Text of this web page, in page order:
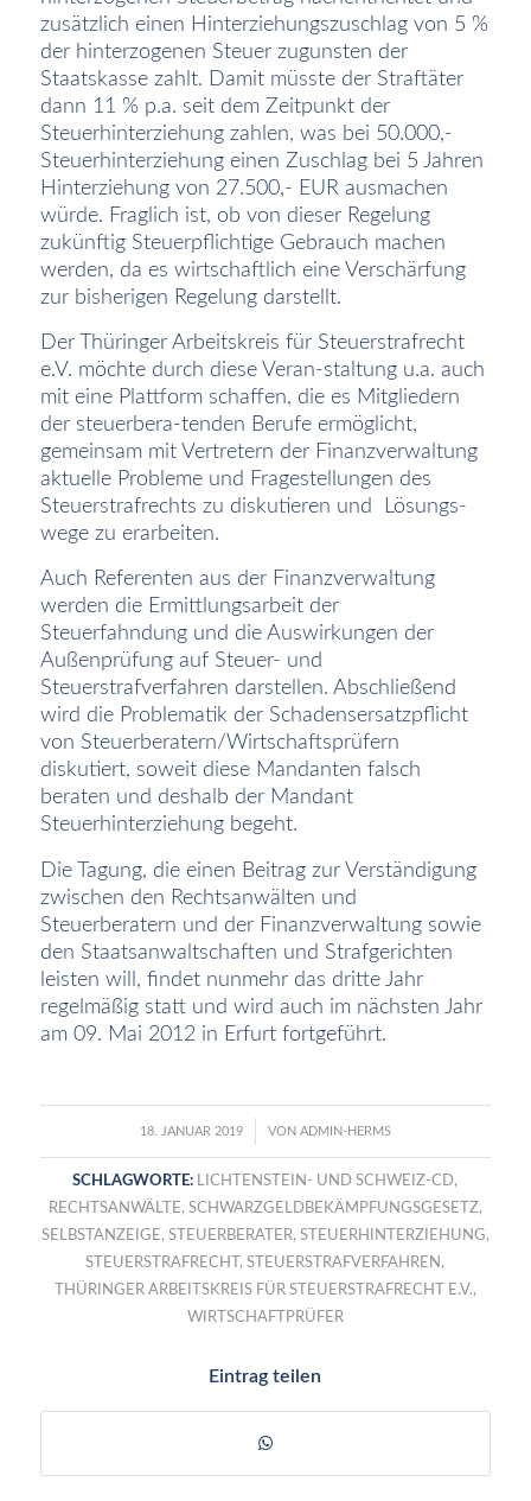
zusätzlich einen Hinterziehungszuschlag von 5 %
der hinterzogenen Steuer zugunsten der
Staatskasse zahlt. Damit müsste der Straftäter
dann 11 % p.a. seit dem Zeitpunkt der
Steuerhinterziehung zahlen, was bei 50.000,-
Steuerhinterziehung einen Zuschlag bei 5 Jahren
Hinterziehung von 27.500,- EUR ausmachen
würde. Fraglich ist, ob von dieser Regelung
zukünftig Steuerpflichtige Gebrauch machen
werden, da es wirtschaftlich eine Verschärfung
zur bisherigen Regelung darstellt.
Der Thüringer Arbeitskreis für Steuerstrafrecht
e.V. möchte durch diese Veran-staltung u.a. auch
mit eine Plattform schaffen, die es Mitgliedern
der steuerbera-tenden Berufe ermöglicht,
gemeinsam mit Vertretern der Finanzverwaltung
aktuelle Probleme und Fragestellungen des
Steuerstrafrechts zu diskutieren und
Lösungs-
wege zu erarbeiten.
Auch Referenten aus der Finanzverwaltung
werden die Ermittlungsarbeit der
Steuerfahndung und die Auswirkungen der
Außenprüfung auf Steuer- und
Steuerstrafverfahren darstellen. Abschließend
wird die Problematik der Schadensersatzpflicht
von Steuerberatern/Wirtschaftsprüfern
diskutiert, soweit diese Mandanten falsch
beraten und deshalb der Mandant
Steuerhinterziehung begeht.
Die Tagung, die einen Beitrag zur Verständigung
zwischen den Rechtsanwälten und
Steuerberatern und der Finanzverwaltung sowie
den Staatsanwaltschaften und Strafgerichten
leisten will, findet nunmehr das dritte Jahr
regelmäßig statt und wird auch im nächsten Jahr
am 09. Mai 2012 in Erfurt fortgeführt.
18. JANUAR 2019
/ VON ADMIN-HERMS
SCHLAGWORTE: LICHTENSTEIN- UND SCHWEIZ-CD,
RECHTSANWÄLTE , SCHWARZGELDBEKÄMPFUNGSGESETZ,
SELBSTANZEIGE , STEUERBERATER, STEUERHINTERZIEHUNG,
STEUERSTRAFRECHT ,STEUERSTRAFVERFAHREN ,
THÜRINGER ARBEITSKREIS FÜR STEUERSTRAFRECHT E.V.,
WIRTSCHAFTPRÜFER
Eintrag teilen